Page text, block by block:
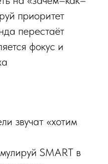
приоритет
перестаёт
фокус и
звучат «хотим
SMART в